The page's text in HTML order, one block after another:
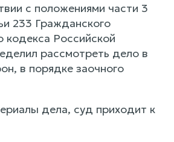
с положениями части 3
233 Гражданского
кодекса Российской
рассмотреть дело в
в порядке заочного
дела, суд приходит к